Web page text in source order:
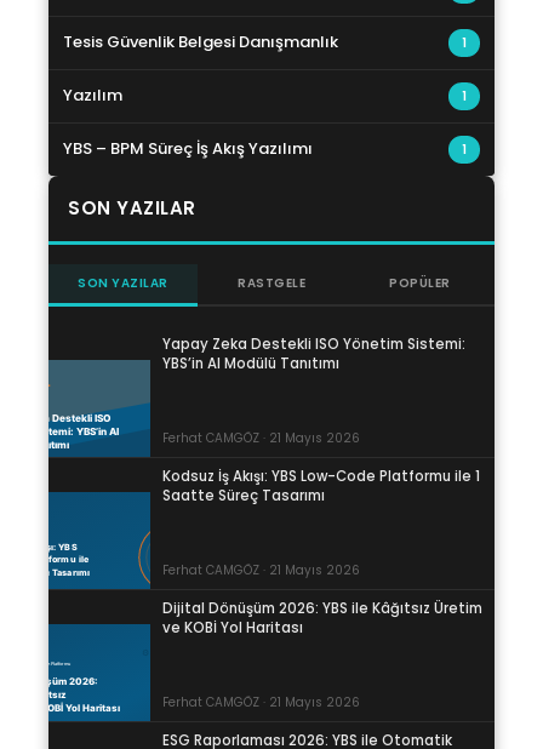
Tesis Güvenlik Belgesi Danışmanlık 1
Yazılım 1
YBS – BPM Süreç İş Akış Yazılımı 1
SON YAZILAR
SON YAZILAR RASTGELE POPÜLER
Yapay Zeka Destekli ISO Yönetim Sistemi:
YBS’in AI Modülü Tanıtımı
Ferhat CAMGÖZ · 21 Mayıs 2026
Kodsuz İş Akışı: YBS Low-Code Platformu ile 1
Saatte Süreç Tasarımı
Ferhat CAMGÖZ · 21 Mayıs 2026
Dijital Dönüşüm 2026: YBS ile Kâğıtsız Üretim
ve KOBİ Yol Haritası
Ferhat CAMGÖZ · 21 Mayıs 2026
ESG Raporlaması 2026: YBS ile Otomatik